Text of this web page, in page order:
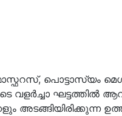
പൊട്ടാസ്യം
വളർച്ചാ ഘട്ടത്തിൽ
അടങ്ങിയിരിക്കുന്ന